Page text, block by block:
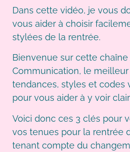
Dans cette vidéo, je vous
vous aider à choisir
stylées de la rentrée.
Bienvenue sur cette chaîne
Communication, le
tendances, styles et codes
pour vous aider à y voir
Voici donc ces 3 clés pour
vos tenues pour la rentrée
tenant compte du